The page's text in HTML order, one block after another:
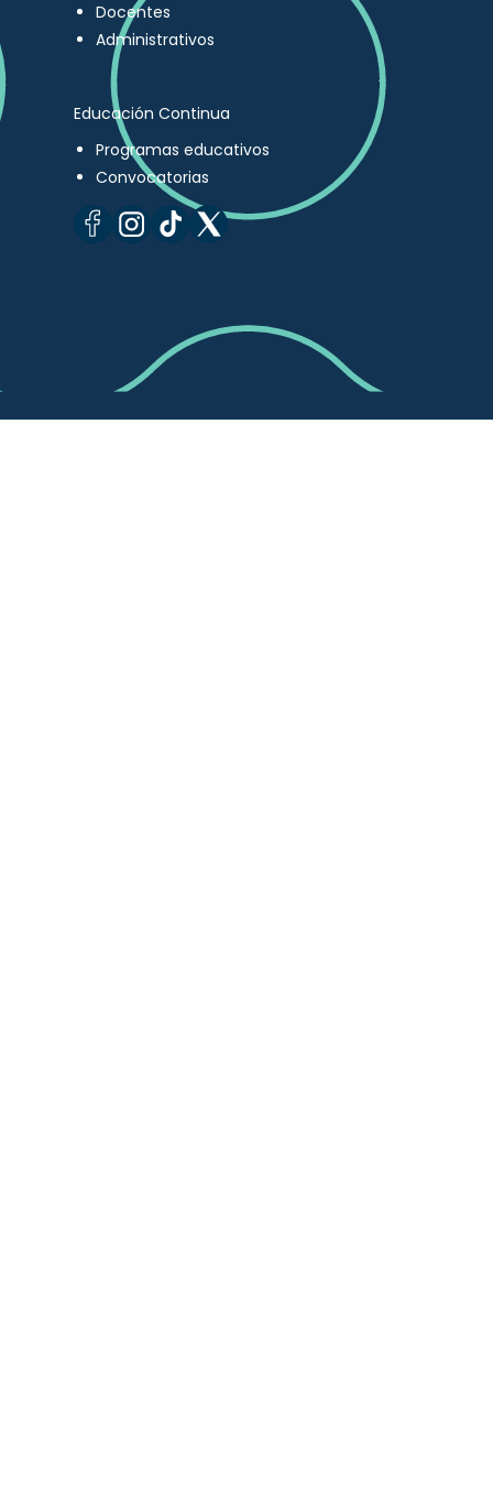
Docentes
Administrativos
Educación Continua
Programas educativos
Convocatorias